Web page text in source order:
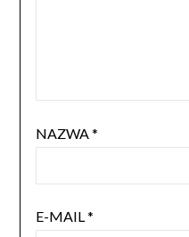
NAZWA*
E-MAIL*